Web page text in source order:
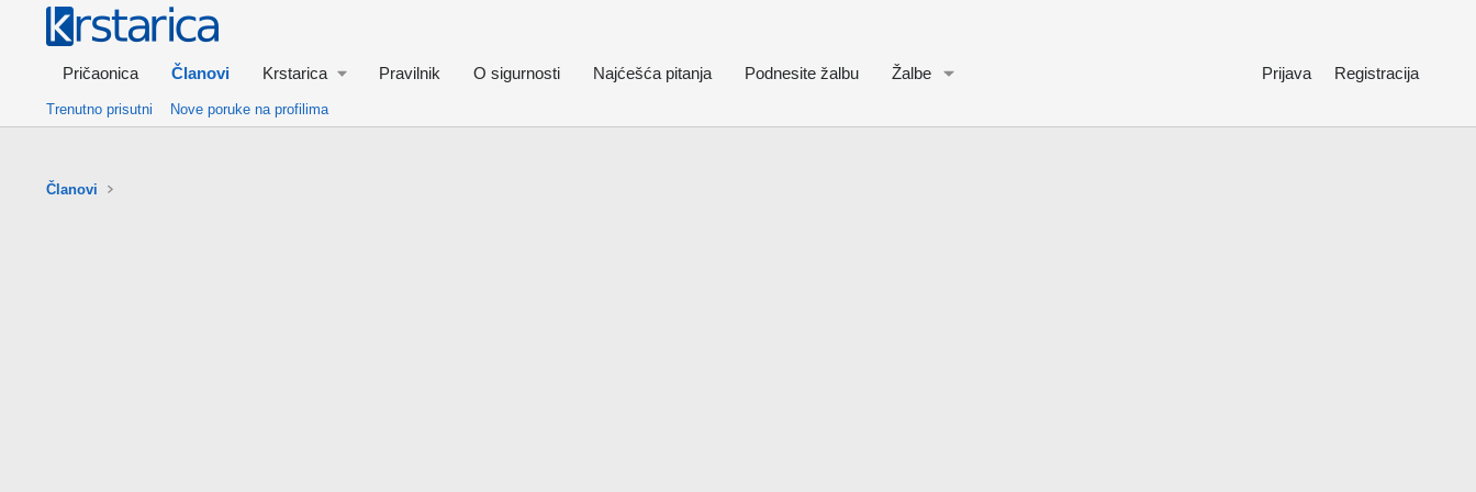
Pričaonica Članovi Krstarica Pravilnik O sigurnosti Najćešća pitanja Podnesite žalbu Žalbe Prijava Registracija
Trenutno prisutni Nove poruke na profilima
Članovi